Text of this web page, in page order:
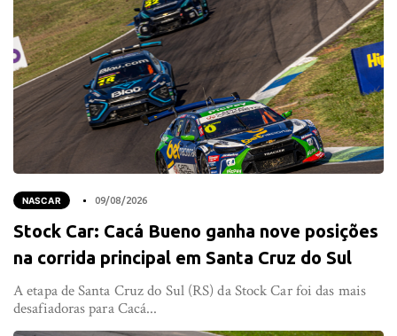
NASCAR 09/08/2026
Stock Car: Cacá Bueno ganha nove posições
na corrida principal em Santa Cruz do Sul
A etapa de Santa Cruz do Sul (RS) da Stock Car foi das mais
desafiadoras para Cacá...